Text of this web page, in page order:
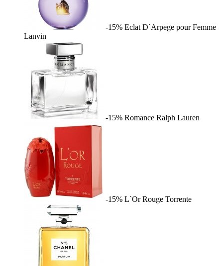
-15% Eclat D`Arpege pour Femme
Lanvin
-15% Romance Ralph Lauren
-15% L`Or Rouge Torrente